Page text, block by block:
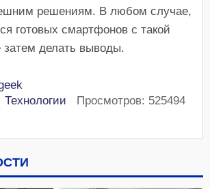
решениям. В любом случае,
готовых смартфонов с такой
затем делать выводы.
Технологии Просмотров: 525494